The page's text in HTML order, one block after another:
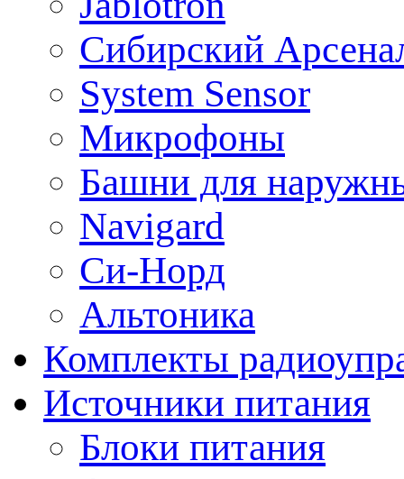
Сибирский
System Sensor
Микрофоны
Башни для
Navigard
Си-Норд
Альтоника
Комплекты
Источники питания
Блоки питания